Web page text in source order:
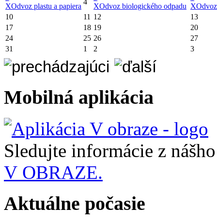
XOdvoz plastu a papiera
4
XOdvoz biologického odpadu X
10
11 12
13
17
18 19
20
24
25 26
27
31
1 2 3
Mobilná aplikácia
Sledujte informácie z
V OBRAZE.
Aktuálne počasie